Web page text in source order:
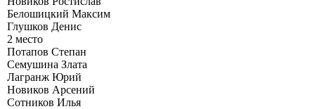
Белошицкий Максим
Глушков Денис
2 место
Потапов Степан
Семушина Злата
Лагранж Юрий
Новиков Арсений
Сотников Илья